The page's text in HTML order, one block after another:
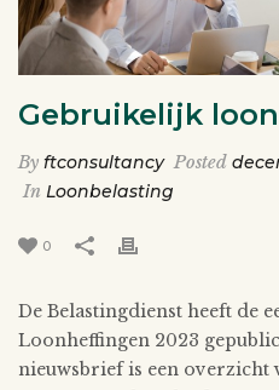
Gebruikelijk
By ftconsultancy Posted
In Loonbelasting
0
De Belastingdienst heeft de
Loonheffingen 2023
nieuwsbrief is een overzicht